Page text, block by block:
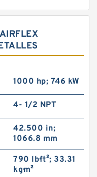
1000 hp; 746 kW
4- 1/2 NPT
42.500 in;
1066.8 mm
790 lb·ft²; 33.31
kg·m²